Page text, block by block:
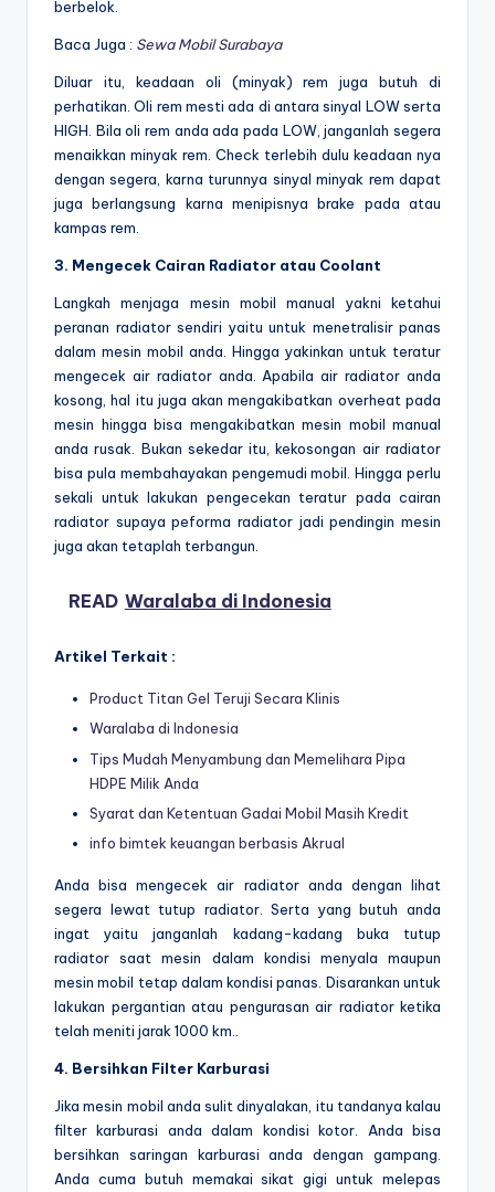
berbelok.
Baca Juga : Sewa Mobil Surabaya
Diluar itu, keadaan oli (minyak) rem juga butuh di
perhatikan. Oli rem mesti ada di antara sinyal LOW serta
HIGH. Bila oli rem anda ada pada LOW, janganlah segera
menaikkan minyak rem. Check terlebih dulu keadaan nya
dengan segera, karna turunnya sinyal minyak rem dapat
juga berlangsung karna menipisnya brake pada atau
kampas rem.
3. Mengecek Cairan Radiator atau Coolant
Langkah menjaga mesin mobil manual yakni ketahui
peranan radiator sendiri yaitu untuk menetralisir panas
dalam mesin mobil anda. Hingga yakinkan untuk teratur
mengecek air radiator anda. Apabila air radiator anda
kosong, hal itu juga akan mengakibatkan overheat pada
mesin hingga bisa mengakibatkan mesin mobil manual
anda rusak. Bukan sekedar itu, kekosongan air radiator
bisa pula membahayakan pengemudi mobil. Hingga perlu
sekali untuk lakukan pengecekan teratur pada cairan
radiator supaya peforma radiator jadi pendingin mesin
juga akan tetaplah terbangun.
READ Waralaba di Indonesia
Artikel Terkait :
Product Titan Gel Teruji Secara Klinis
Waralaba di Indonesia
Tips Mudah Menyambung dan Memelihara Pipa
HDPE Milik Anda
Syarat dan Ketentuan Gadai Mobil Masih Kredit
info bimtek keuangan berbasis Akrual
Anda bisa mengecek air radiator anda dengan lihat
segera lewat tutup radiator. Serta yang butuh anda
ingat yaitu janganlah kadang-kadang buka tutup
radiator saat mesin dalam kondisi menyala maupun
mesin mobil tetap dalam kondisi panas. Disarankan untuk
lakukan pergantian atau pengurasan air radiator ketika
telah meniti jarak 1000 km..
4. Bersihkan Filter Karburasi
Jika mesin mobil anda sulit dinyalakan, itu tandanya kalau
filter karburasi anda dalam kondisi kotor. Anda bisa
bersihkan saringan karburasi anda dengan gampang.
Anda cuma butuh memakai sikat gigi untuk melepas